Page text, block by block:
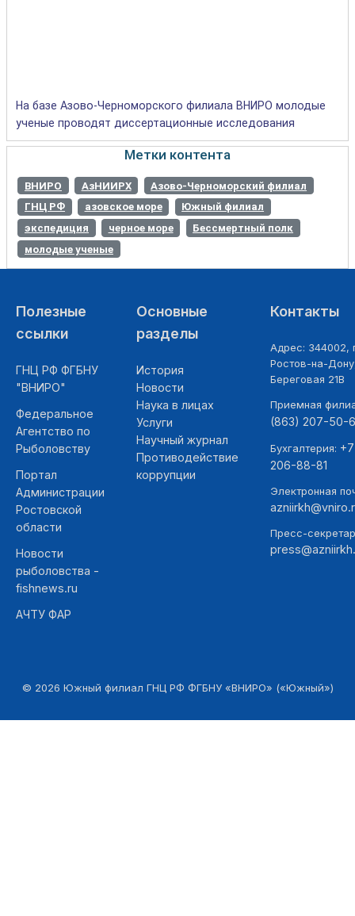
На базе Азово-Черноморского филиала ВНИРО молодые
ученые проводят диссертационные исследования
Метки контента
ВНИРО АзНИИРХ
Азово-Черноморский филиал
ГНЦ РФ
азовское море
Южный филиал
экспедиция
черное море
Бессмертный полк
молодые ученые
Полезные
ссылки
ГНЦ РФ ФГБНУ
"ВНИРО"
Федеральное
Агентство по
Рыболовству
Портал
Администрации
Ростовской
области
Новости
рыболовства -
fishnews.ru
АЧТУ ФАР
Основные
разделы
История
Новости
Наука в лицах
Услуги
Научный журнал
Противодействие
коррупции
Контакты
Адрес: 344002,
Ростов-на-
Береговая 21В
Приемная
(863) 207-50-
Бухгалтерия:
206-88-81
Электронная
Пресс-
© 2026 Южный филиал ГНЦ РФ ФГБНУ «ВНИРО» («Южный»)